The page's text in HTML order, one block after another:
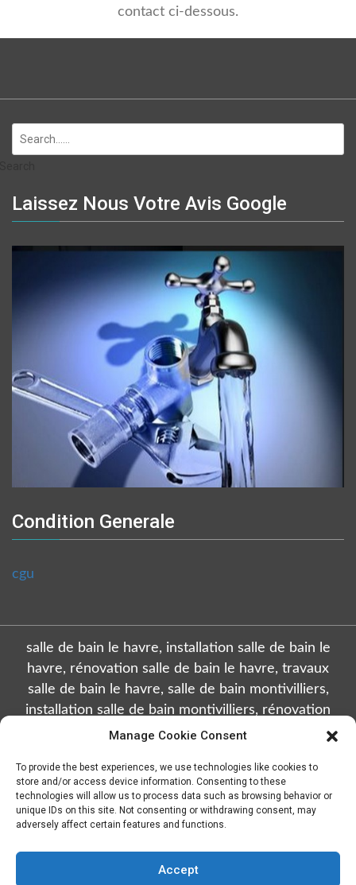
Manage Cookie Consent
To provide the best experiences, we use technologies like cookies to
store and/or access device information. Consenting to these
technologies will allow us to process data such as browsing behavior or
unique IDs on this site. Not consenting or withdrawing consent, may
adversely affect certain features and functions.
Accept
contact ci-dessous.
Laissez Nous Votre Avis Google
Condition Generale
cgu
salle de bain le havre, installation salle de bain le
havre, rénovation salle de bain le havre, travaux
salle de bain le havre, salle de bain montivilliers,
installation salle de bain montivilliers, rénovation
salle de bain montivilliers, travaux salle de bain
de bain octeville, rénovation salle de bain octeville,
travaux salle de bain octeville, salle de bain sainte
adresse, installation salle de bain sainte adresse,
rénovation salle de bain sainte adresse, travaux salle
de bain sainte adresse, salle de bain gonfreville
l'orcher, installation salle de bain gonfreville l'orcher,